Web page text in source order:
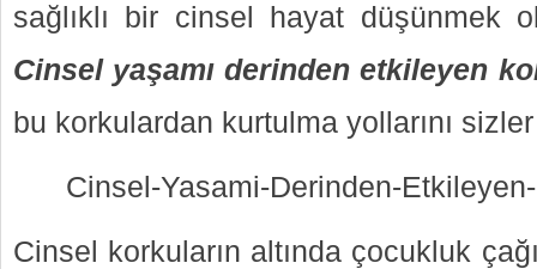
sağlıklı bir cinsel hayat düşünmek
Cinsel yaşamı derinden etkileyen
bu korkulardan kurtulma yollarını
Cinsel-Yasami-Derinden-
Cinsel korkuların altında çocukluk